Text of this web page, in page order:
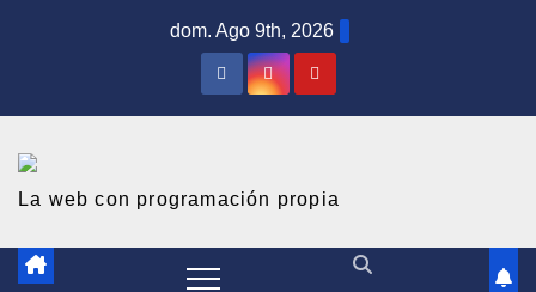
dom. Ago 9th, 2026
La web con programación propia